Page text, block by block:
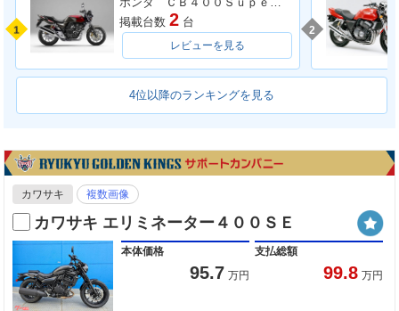
1
掲載台数 2 台
レビューを見る
2
4位以降のランキングを見る
カワサキ 複数画像
カワサキ エリミネーター４００ＳＥ
本体価格
95.7 万円
支払総額
99.8 万円